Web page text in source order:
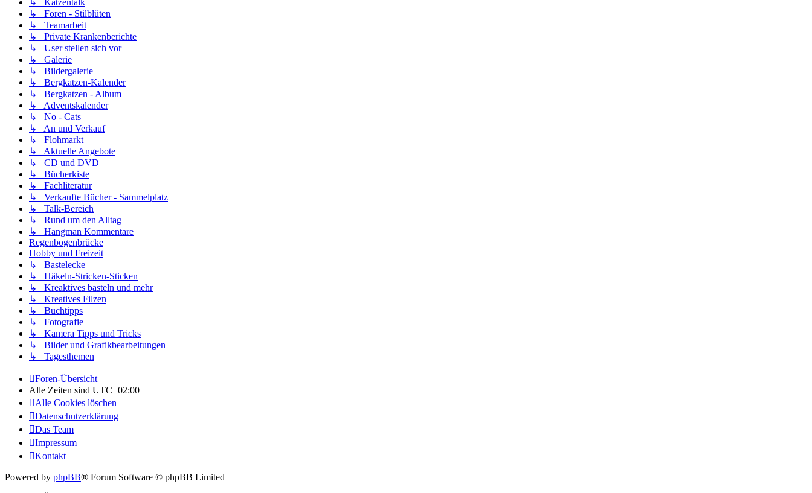
↳ Katzentalk
↳ Foren - Stilblüten
↳ Teamarbeit
↳ Private Krankenberichte
↳ User stellen sich vor
↳ Galerie
↳ Bildergalerie
↳ Bergkatzen-Kalender
↳ Bergkatzen - Album
↳ Adventskalender
↳ No - Cats
↳ An und Verkauf
↳ Flohmarkt
↳ Aktuelle Angebote
↳ CD und DVD
↳ Bücherkiste
↳ Fachliteratur
↳ Verkaufte Bücher - Sammelplatz
↳ Talk-Bereich
↳ Rund um den Alltag
↳ Hangman Kommentare
Regenbogenbrücke
Hobby und Freizeit
↳ Bastelecke
↳ Häkeln-Stricken-Sticken
↳ Kreaktives basteln und mehr
↳ Kreatives Filzen
↳ Buchtipps
↳ Fotografie
↳ Kamera Tipps und Tricks
↳ Bilder und Grafikbearbeitungen
↳ Tagesthemen
Foren-Übersicht
Alle Zeiten sind UTC+02:00
Alle Cookies löschen
Datenschutzerklärung
Das Team
Impressum
Kontakt
Powered by phpBB® Forum Software © phpBB Limited